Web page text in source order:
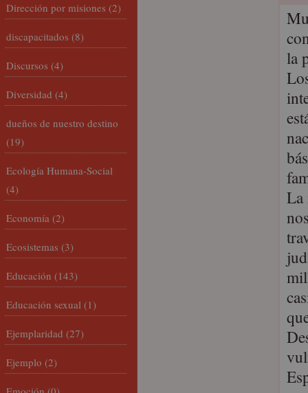
la
La
Dirección por misiones (2)
discapacitados (8)
Discursos (4)
Diversidad (4)
dueños de nuestro destino
(19)
Ecología Humana-Social
(4)
Economía (2)
Ecosistemas (3)
Educación (143)
Educación sexual (1)
Ejemplaridad (27)
Ejemplo (2)